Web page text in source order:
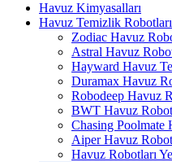
Havuz Kimyasalları
Havuz Temizlik Robotları
Zodiac Havuz
Astral Havuz
Hayward Havuz
Duramax Havuz
Robodeep Havuz
BWT Havuz
Chasing Poolmate
Aiper Havuz
Havuz Robotları